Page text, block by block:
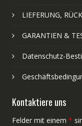
LIEFERUNG,
GARANTIEN &
Datenschutz-
Kontaktiere uns
Felder mit einem *